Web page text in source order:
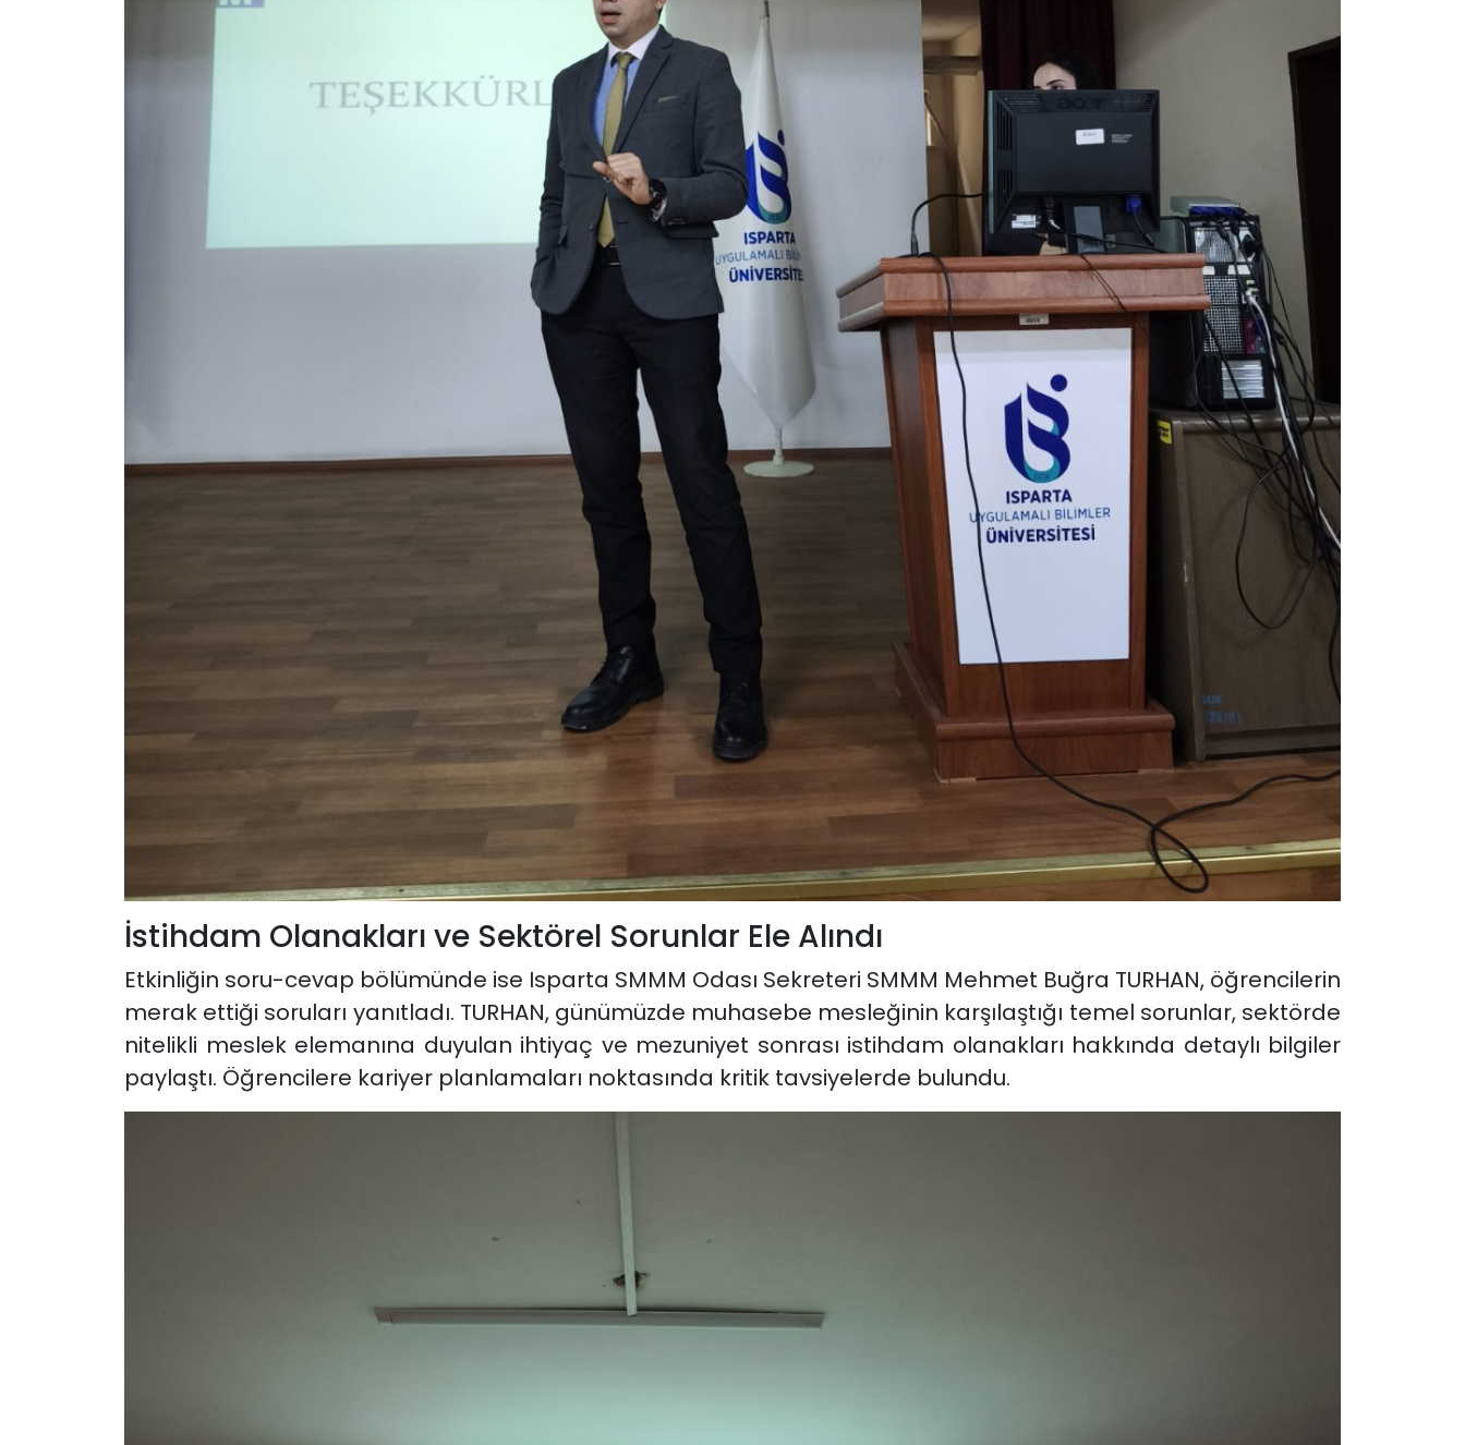
İstihdam Olanakları ve Sektörel Sorunlar Ele Alındı
Etkinliğin soru-cevap bölümünde ise Isparta SMMM Odası Sekreteri SMMM Mehmet Buğra TURHAN, öğrencilerin
merak ettiği soruları yanıtladı. TURHAN, günümüzde muhasebe mesleğinin karşılaştığı temel sorunlar, sektörde
nitelikli meslek elemanına duyulan ihtiyaç ve mezuniyet sonrası istihdam olanakları hakkında detaylı bilgiler
paylaştı. Öğrencilere kariyer planlamaları noktasında kritik tavsiyelerde bulundu.